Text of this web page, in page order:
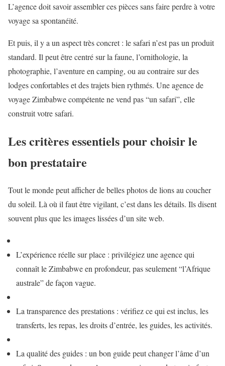
L’agence doit savoir assembler ces pièces sans faire perdre à votre
voyage sa spontanéité.
Et puis, il y a un aspect très concret : le safari n’est pas un produit
standard. Il peut être centré sur la faune, l’ornithologie, la
photographie, l’aventure en camping, ou au contraire sur des
lodges confortables et des trajets bien rythmés. Une agence de
voyage Zimbabwe compétente ne vend pas “un safari”, elle
construit votre safari.
Les critères essentiels pour choisir le
bon prestataire
Tout le monde peut afficher de belles photos de lions au coucher
du soleil. Là où il faut être vigilant, c’est dans les détails. Ils disent
souvent plus que les images lissées d’un site web.
L’expérience réelle sur place : privilégiez une agence qui
connaît le Zimbabwe en profondeur, pas seulement “l’Afrique
australe” de façon vague.
La transparence des prestations : vérifiez ce qui est inclus, les
transferts, les repas, les droits d’entrée, les guides, les activités.
La qualité des guides : un bon guide peut changer l’âme d’un